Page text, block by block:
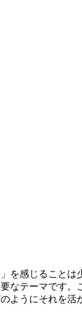
を感じること
なテーマです
ようにそれを